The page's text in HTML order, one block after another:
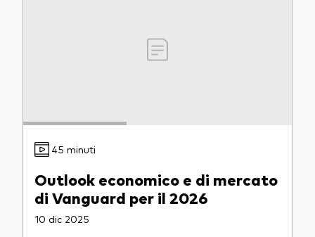
45 minuti
Outlook economico e di mercato
di Vanguard per il 2026
10 dic 2025